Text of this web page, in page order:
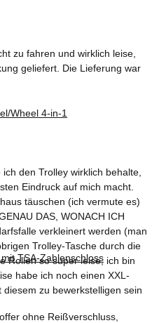
zu fahren und wirklich leise,
geliefert. Die Lieferung war
den Trolley wirklich behalte,
Eindruck auf mich macht.
täuschen (ich vermute es)
DAS, WONACH ICH
verkleinert werden (man
Trolley-Tasche durch die
Rollen so super leise, ich bin
habe ich noch einen XXL-
zu bewerkstelligen sein
ohne Reißverschluss,